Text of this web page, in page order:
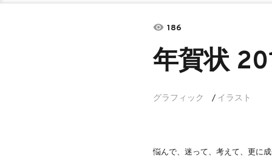
186
年賀状
グラフィック / イラスト
悩んで、迷って、考えて、更に